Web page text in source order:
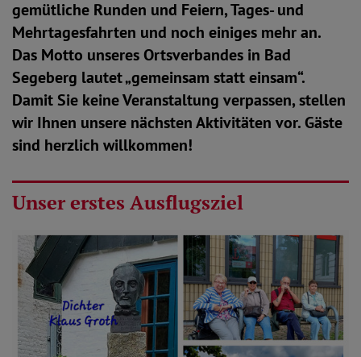
gemütliche Runden und Feiern, Tages- und
Mehrtagesfahrten und noch einiges mehr an.
Das Motto unseres Ortsverbandes in Bad
Segeberg lautet „gemeinsam statt einsam“.
Damit Sie keine Veranstaltung verpassen, stellen
wir Ihnen unsere nächsten Aktivitäten vor. Gäste
sind herzlich willkommen!
Unser erstes Ausflugsziel